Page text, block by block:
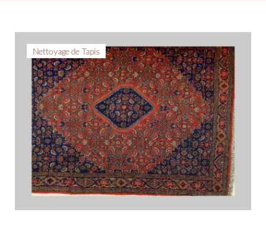
Étiquette :
Le
Pontet
Nettoyage de Tapis